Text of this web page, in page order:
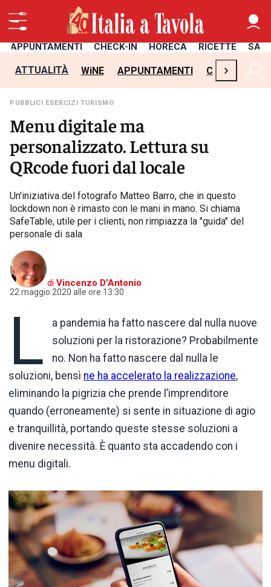
APPUNTAMENTI CHECK-IN HORECA RICETTE
ATTUALITÀ WiNE APPUNTAMENTI CHECK-IN
›
PUBBLICI ESERCIZI TURISMO
Menu digitale ma
personalizzato. Lettura su
QRcode fuori dal locale
Un'iniziativa del fotografo Matteo Barro, che in questo
lockdown non è rimasto con le mani in mano. Si chiama
SafeTable, utile per i clienti, non rimpiazza la "guida" del
personale di sala
di Vincenzo D’Antonio
22 maggio 2020 alle ore 13:30
L
a pandemia ha fatto nascere dal nulla nuove
soluzioni per la ristorazione? Probabilmente
no. Non ha fatto nascere dal nulla le
soluzioni, bensì ne ha accelerato la realizzazione,
eliminando la pigrizia che prende l’imprenditore
quando (erroneamente) si sente in situazione di agio
e tranquillità, portando queste stesse soluzioni a
divenire necessità. È quanto sta accadendo con i
menu digitali.